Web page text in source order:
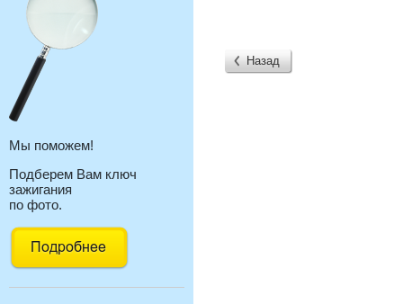
Мы поможем!
Подберем Вам ключ
зажигания
по фото.
Назад